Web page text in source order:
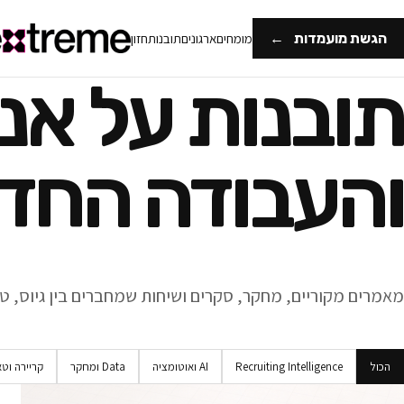
הגשת מועמדות ← מומחיםארגוניםתובנותחזון
תובנות על
והעבודה
מאמרים מקוריים, מחקר, סקרים ושיחות שמחברים בין גיוס,
הכול Recruiting Intelligence AI ואוטומציה Data ומחקר קריירה